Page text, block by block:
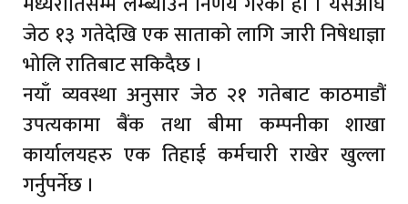
जेठ १३ गतेदेखि एक साताको लागि जारी निषेधाज्ञा
भोलि रातिबाट सकिदैछ ।
नयाँ व्यवस्था अनुसार जेठ २१ गतेबाट काठमाडौं
उपत्यकामा बैंक तथा बीमा कम्पनीका शाखा
कार्यालयहरु एक तिहाई कर्मचारी राखेर खुल्ला
गर्नुपर्नेछ ।